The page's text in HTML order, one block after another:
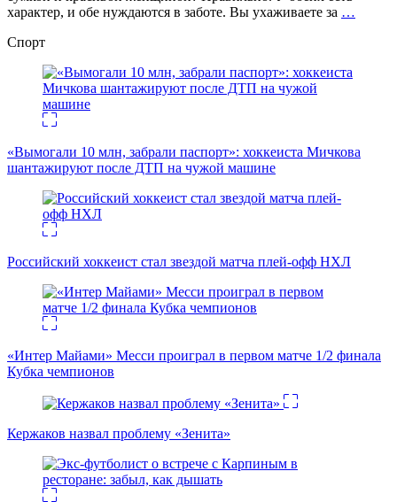
характер, и обе нуждаются в заботе. Вы ухаживаете за …
Спорт
«Вымогали 10 млн, забрали паспорт»: хоккеиста Мичкова
шантажируют после ДТП на чужой машине
Российский хоккеист стал звездой матча плей-офф НХЛ
«Интер Майами» Месси проиграл в первом матче 1/2 финала
Кубка чемпионов
Кержаков назвал проблему «Зенита»